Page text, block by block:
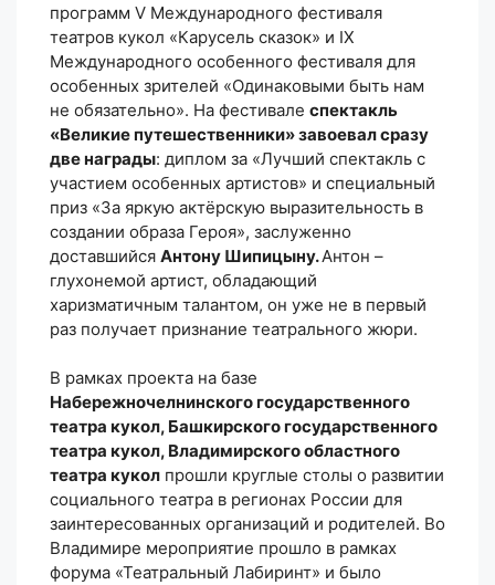
программ V Международного фестиваля
театров кукол «Карусель сказок» и IX
Международного особенного фестиваля для
особенных зрителей «Одинаковыми быть нам
не обязательно». На фестивале спектакль
«Великие путешественники» завоевал сразу
две награды: диплом за «Лучший спектакль с
участием особенных артистов» и специальный
приз «За яркую актёрскую выразительность в
создании образа Героя», заслуженно
доставшийся Антону Шипицыну.Антон –
глухонемой артист, обладающий
харизматичным талантом, он уже не в первый
раз получает признание театрального жюри.
В рамках проекта на базе
Набережночелнинского государственного
театра кукол, Башкирского государственного
театра кукол, Владимирского областного
театра кукол прошли круглые столы о развитии
социального театра в регионах России для
заинтересованных организаций и родителей. Во
Владимире мероприятие прошло в рамках
форума «Театральный Лабиринт» и было